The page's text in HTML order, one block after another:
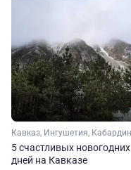
5 счастливых новогодних
дней на Кавказе